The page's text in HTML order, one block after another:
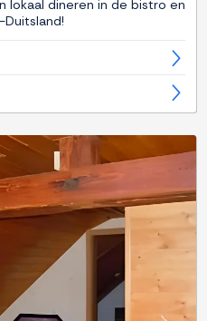
lokaal dineren in de bistro en